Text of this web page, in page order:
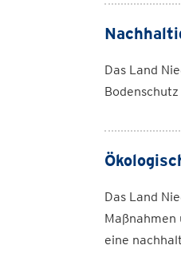
Das Land
Das Land
eine